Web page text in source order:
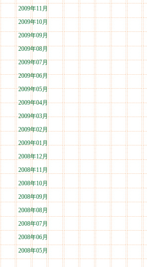
2009年11月
2009年10月
2009年09月
2009年08月
2009年07月
2009年06月
2009年05月
2009年04月
2009年03月
2009年02月
2009年01月
2008年12月
2008年11月
2008年10月
2008年09月
2008年08月
2008年07月
2008年06月
2008年05月